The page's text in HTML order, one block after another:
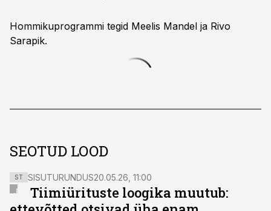
Hommikuprogrammi tegid Meelis Mandel ja Rivo
Sarapik.
SEOTUD LOOD
ST SISUTURUNDUS20.05.26, 11:00
Tiimiürituste loogika muutub: